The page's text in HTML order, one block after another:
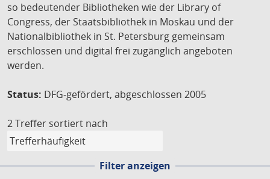
so bedeutender Bibliotheken wie der Library of
Congress, der Staatsbibliothek in Moskau und der
Nationalbibliothek in St. Petersburg gemeinsam
erschlossen und digital frei zugänglich angeboten
werden.
Status: DFG-gefördert, abgeschlossen 2005
2 Treffer sortiert nach
Filter anzeigen